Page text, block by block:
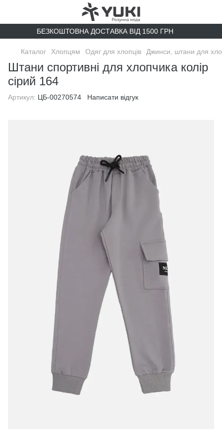
БЕЗКОШТОВНА ДОСТАВКА ВІД 1500 ГРН
Каталог Хлопцям Одяг для хлопців Джинси, штани для
Штани спортивні для хлопчика колір
сірий 164
Артикул: ЦБ-00270574 Написати відгук